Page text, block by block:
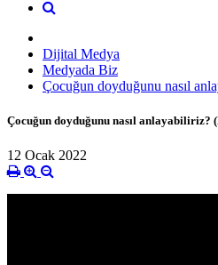
Dijital Medya
Medyada Biz
Çocuğun doyduğunu nasıl
Çocuğun doyduğunu nasıl anlayabiliriz?
12 Ocak 2022